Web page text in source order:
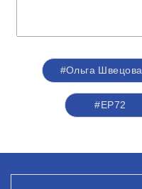
#Ольга Швецова
#ЕР72